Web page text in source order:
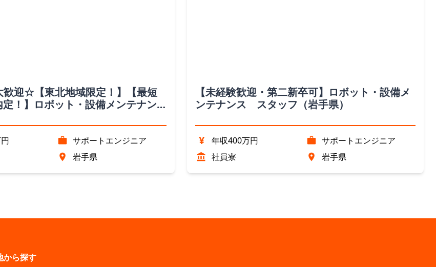
歓迎☆【東北地域限定！】【最短
！】ロボット・設備メンテナン
サポートエンジニア
岩手県
【未経験歓迎・第二新卒可】ロボット・設備メ
ンテナンス スタッフ（岩手県）
¥ 年収400万円
サポートエンジニア
社員寮
岩手県
から探す